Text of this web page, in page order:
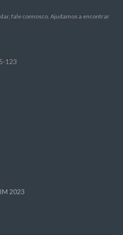
fale connosco. Ajudamos a encontrar
123
2023